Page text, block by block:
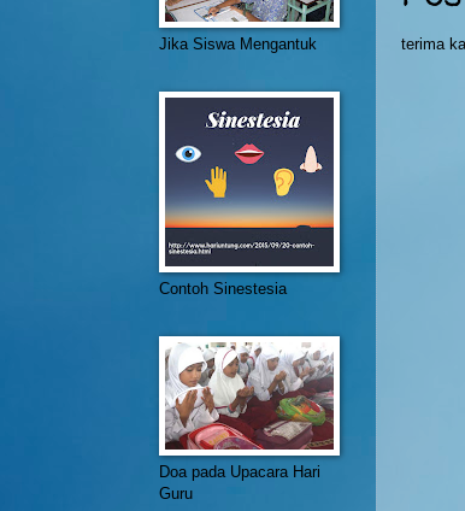
terima
Jika Siswa Mengantuk
Contoh Sinestesia
Doa pada Upacara Hari
Guru